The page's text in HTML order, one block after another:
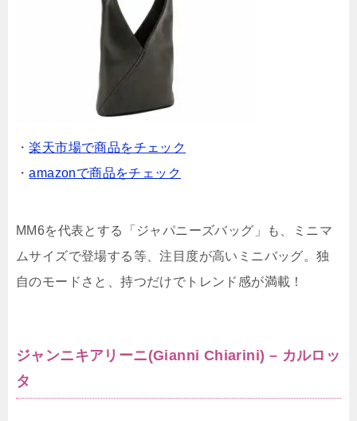
・楽天市場で商品をチェック
・amazonで商品をチェック
MM6を代表とする「ジャパニーズバッグ」も、ミニマ
ムサイズで登場する等、注目度が高いミニバッグ。独
自のモードさと、持つだけでトレンド感が満載！
ジャンニキアリーニ(Gianni Chiarini) – カルロッ
タ